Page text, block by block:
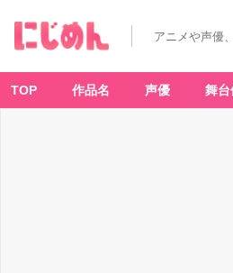
アニメや声優
TOP 作品名 声優 舞台